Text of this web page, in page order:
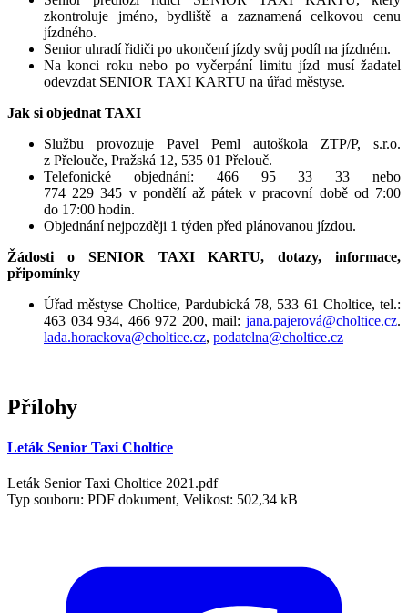
zkontroluje jméno, bydliště a zaznamená celkovou cenu
jízdného.
Senior uhradí řidiči po ukončení jízdy svůj podíl na jízdném.
Na konci roku nebo po vyčerpání limitu jízd musí žadatel
odevzdat SENIOR TAXI KARTU na úřad městyse.
Jak si objednat TAXI
Službu provozuje Pavel Peml autoškola ZTP/P, s.r.o.
z Přelouče, Pražská 12, 535 01 Přelouč.
Telefonické objednání: 466 95 33 33 nebo
774 229 345 v pondělí až pátek v pracovní době od 7:00
do 17:00 hodin.
Objednání nejpozději 1 týden před plánovanou jízdou.
Žádosti o SENIOR TAXI KARTU, dotazy, informace,
připomínky
Úřad městyse Choltice, Pardubická 78, 533 61 Choltice, tel.:
463 034 934, 466 972 200, mail: jana.pajerová@choltice.cz.
lada.horackova@choltice.cz, podatelna@choltice.cz
Přílohy
Leták Senior Taxi Choltice
Leták Senior Taxi Choltice 2021.pdf
Typ souboru: PDF dokument, Velikost: 502,34 kB